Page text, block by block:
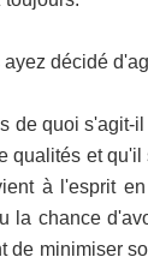
décidé
de quois'agit-il
qualités et
à l'esprit
la chance
de minimiser